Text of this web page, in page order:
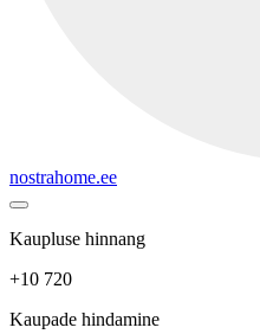
nostrahome.ee
Kaupluse hinnang
+10 720
Kaupade hindamine